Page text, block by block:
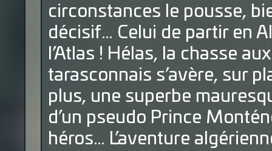
circonstances le pousse,
décisif… Celui de partir en
l’Atlas ! Hélas, la chasse
tarasconnais s’avère, sur
plus, une superbe
d’un pseudo Prince
héros… L’aventure